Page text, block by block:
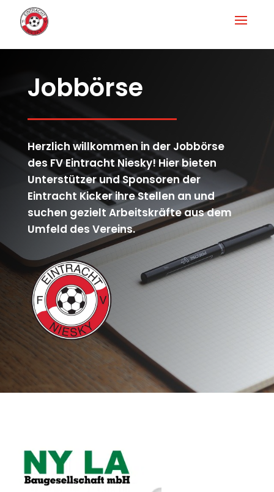
Jobbörse
Herzlich willkommen in der Jobbörse
des FV Eintracht Niesky! Hier bieten
Unterstützer und Sponsoren der
Eintracht Kicker ihre Stellen an und
suchen gezielt Arbeitskräfte aus dem
Umfeld des Vereins.